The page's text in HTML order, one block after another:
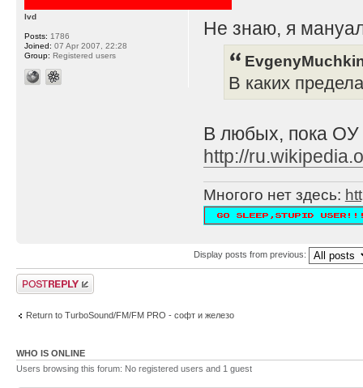
Не знаю, я
В каких
В любых, пока ОУ
http://
Многого нет здесь:
lvd
Posts: 1786
Joined: 07 Apr 2007, 22:28
Group: Registered users
Display posts from previous:
Post a reply
Return to TurboSound/FM/FM PRO - софт и железо
WHO IS ONLINE
Users browsing this forum: No registered users and 1 guest